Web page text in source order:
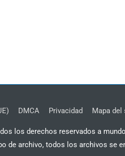
DMCA Privacidad Mapa del
los derechos reservados a
de archivo, todos los archivos se